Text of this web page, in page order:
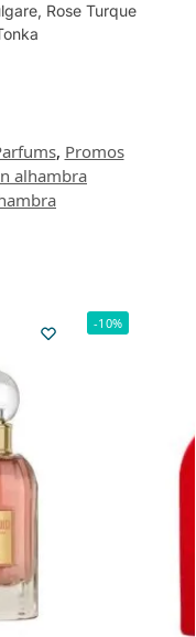
Rose Turque
, Promos
alhambra
-10%